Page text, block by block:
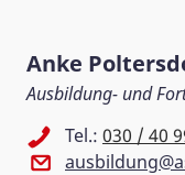
Anke
Ausbildung- und
Tel.: 030 / 40